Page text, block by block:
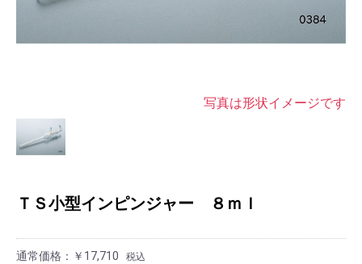
写真は形状イメージです
ＴＳ小型インピンジャー ８ｍｌ
通常価格：￥17,710 税込